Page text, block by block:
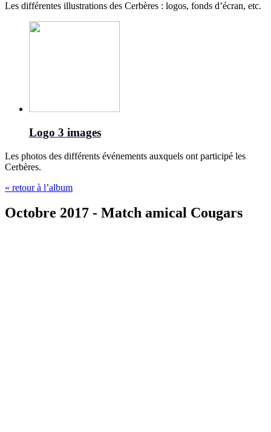
Les différentes illustrations des Cerbères : logos, fonds d’écran, etc.
Logo 3 images
Les photos des différents événements auxquels ont participé les
Cerbères.
« retour à l’album
Octobre 2017 - Match amical Cougars